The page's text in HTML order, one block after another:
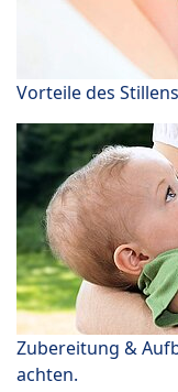
Vorteile des
Zubereitung &
achten.